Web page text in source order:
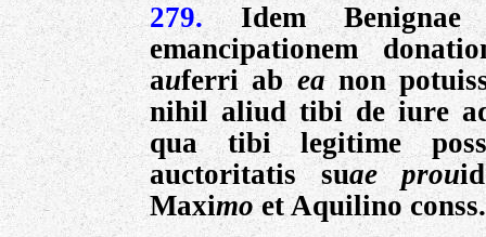
279.
Idem Benignae
emancipationem
auferri abeanon
nihil aliud tibi de iure
qua tibi legitime
auctoritatis suae prou
Maximoet Aquilino conss.